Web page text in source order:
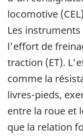
locomotive
Les
l'effort de
traction (ET).
comme la
livres-pieds,
entre la roue et
que la relation